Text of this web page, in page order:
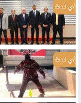
أي خدمة
أي خدمة